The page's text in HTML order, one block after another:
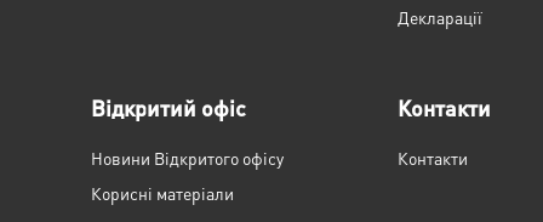
Декларації
Відкритий офіс
Новини Відкритого офісу
Корисні матеріали
Контакти
Контакти